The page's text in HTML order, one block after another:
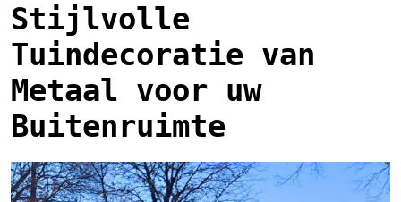
Stijlvolle
Tuindecoratie van
Metaal voor uw
Buitenruimte